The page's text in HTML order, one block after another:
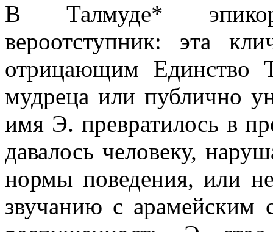
В Талмуде*
вероотступник: эта
отрицающим Единство
мудреца или публично
имя Э. превратилось в
давалось человеку,
нормы поведения, или
звучанию с арамейским